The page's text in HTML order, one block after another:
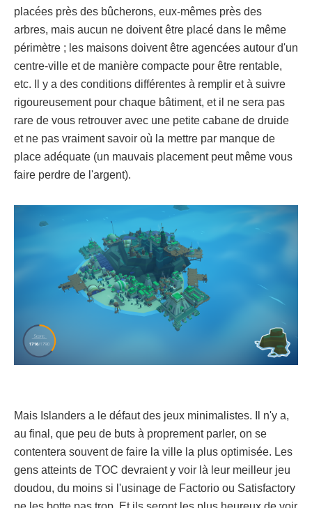
placées près des bûcherons, eux-mêmes près des
arbres, mais aucun ne doivent être placé dans le même
périmètre ; les maisons doivent être agencées autour d'un
centre-ville et de manière compacte pour être rentable,
etc. Il y a des conditions différentes à remplir et à suivre
rigoureusement pour chaque bâtiment, et il ne sera pas
rare de vous retrouver avec une petite cabane de druide
et ne pas vraiment savoir où la mettre par manque de
place adéquate (un mauvais placement peut même vous
faire perdre de l'argent).
Mais Islanders a le défaut des jeux minimalistes. Il n'y a,
au final, que peu de buts à proprement parler, on se
contentera souvent de faire la ville la plus optimisée. Les
gens atteints de TOC devraient y voir là leur meilleur jeu
doudou, du moins si l'usinage de Factorio ou Satisfactory